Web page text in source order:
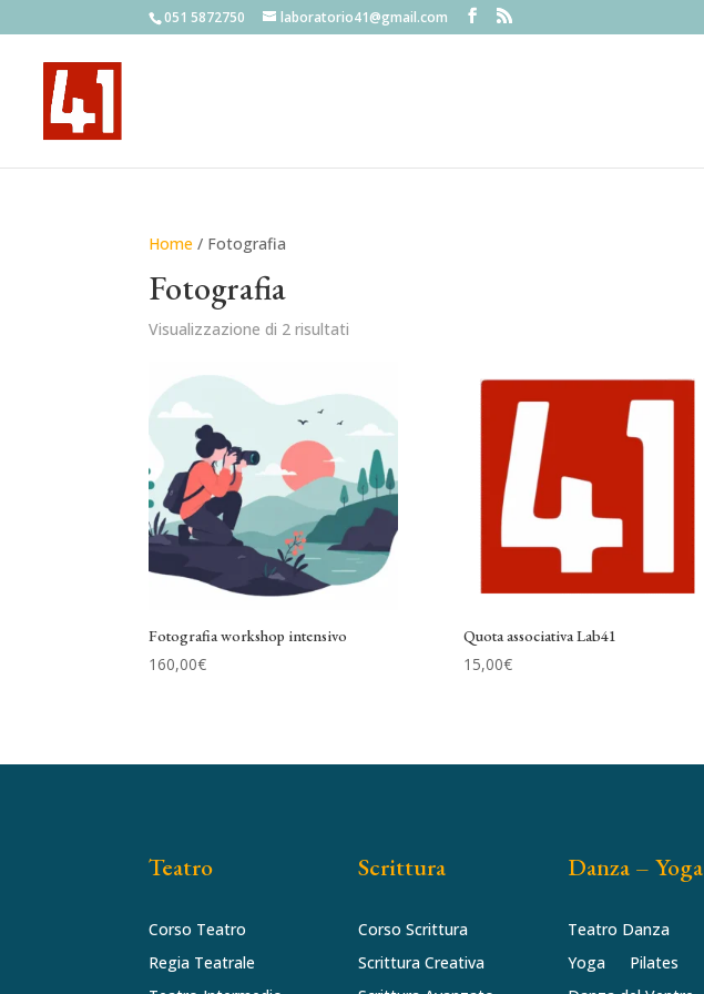
051 5872750 laboratorio41@gmail.com
Home / Fotografia
Fotografia
Visualizzazione di 2 risultati
Fotografia workshop intensivo
160,00€
Quota associativa Lab41
15,00€
Teatro
Corso Teatro
Regia Teatrale
Scrittura
Corso Scrittura
Scrittura Creativa
Danza – Yoga
Teatro Danza
Yoga
Pilates